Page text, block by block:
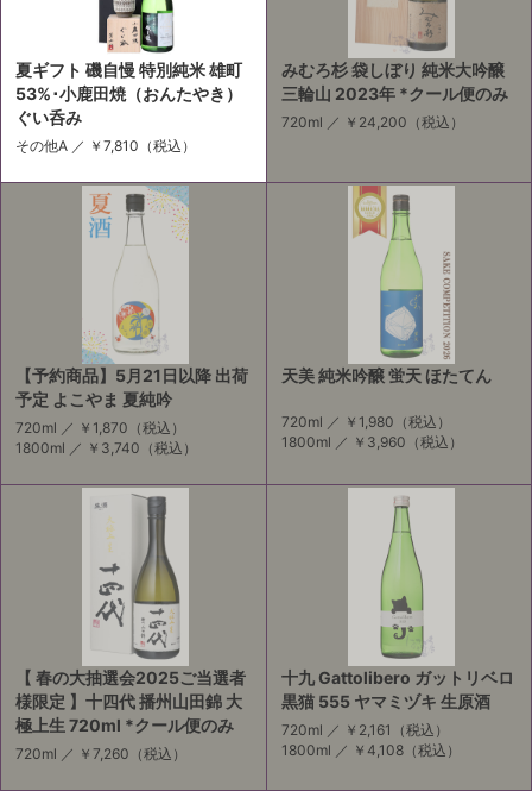
夏ギフト 磯自慢 特別純米 雄町
53%･小鹿田焼（おんたやき）
ぐい呑み
その他A ／ ￥7,810 （税込）
みむろ杉 袋しぼり 純米大吟醸
三輪山 2023年 *クール便のみ
720ml ／ ￥24,200 （税込）
【予約商品】5月21日以降 出荷
予定 よこやま 夏純吟
720ml ／ ￥1,870 （税込）
1800ml ／ ￥3,740 （税込）
天美 純米吟醸 蛍天 ほたてん
720ml ／ ￥1,980 （税込）
1800ml ／ ￥3,960 （税込）
【 春の大抽選会2025ご当選者
様限定 】十四代 播州山田錦 大
極上生 720ml *クール便のみ
720ml ／ ￥7,260 （税込）
十九 Gattolibero ガットリベロ
黒猫 555 ヤマミヅキ 生原酒
720ml ／ ￥2,161 （税込）
1800ml ／ ￥4,108（税込）